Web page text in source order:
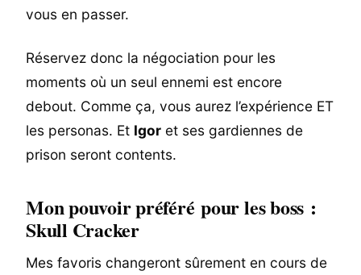
vous en passer.
Réservez donc la négociation pour les
moments où un seul ennemi est encore
debout. Comme ça, vous aurez l’expérience ET
les personas. Et Igor et ses gardiennes de
prison seront contents.
Mon pouvoir préféré pour les boss :
Skull Cracker
Mes favoris changeront sûrement en cours de